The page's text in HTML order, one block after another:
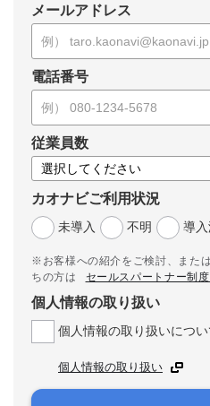
メールアドレス
電話番号
従業員数
カオナビご利用状況
未導入
不明 導
※お客様への紹介をご検討、また
ちの方は
セールスパートナー制
個人情報の取り扱い
個人情報の取り扱いについ
個人情報の取り扱い